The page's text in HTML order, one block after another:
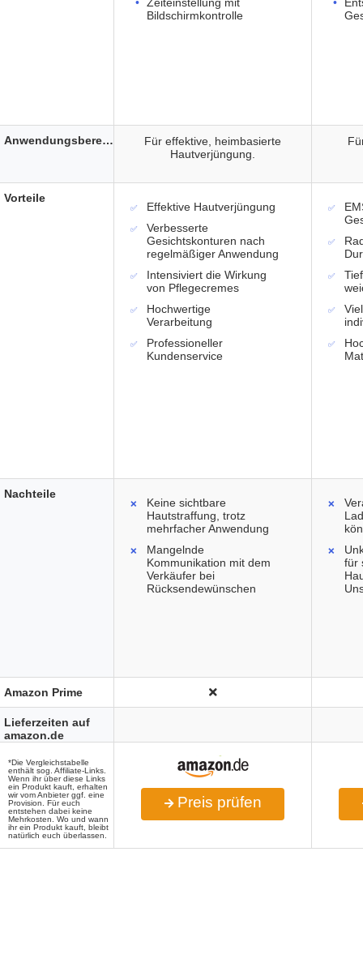
Bildschirmkontrolle
Für effektive, heimbasierte
Hautverjüngung.
Effektive Hautverjüngung
Verbesserte
Gesichtskonturen nach
regelmäßiger Anwendung
Intensiviert die Wirkung
von Pflegecremes
Hochwertige
Verarbeitung
Professioneller
Kundenservice
Keine sichtbare
Hautstraffung, trotz
mehrfacher Anwendung
Mangelnde
Kommunikation mit dem
Verkäufer bei
Rücksendewünschen
für
Preis prüfen
Anwendungsbereich
Vorteile
Nachteile
Amazon Prime
Lieferzeiten auf
amazon.de
*Die Vergleichstabelle
enthält sog. Affiliate-Links.
Wenn ihr über diese Links
ein Produkt kauft, erhalten
wir vom Anbieter ggf. eine
Provision. Für euch
entstehen dabei keine
Mehrkosten. Wo und wann
ihr ein Produkt kauft, bleibt
natürlich euch überlassen.